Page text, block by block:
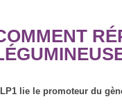
lie le promoteur du